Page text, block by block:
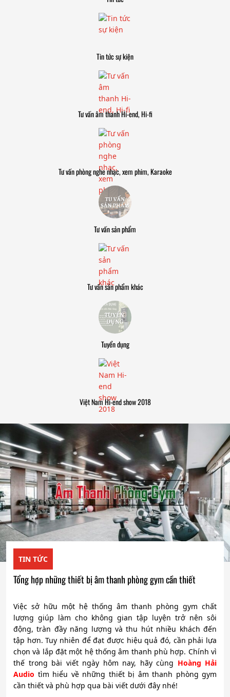
Tin tức sự kiện
Tư vấn âm thanh Hi-end, Hi-fi
Tư vấn phòng nghe nhạc, xem phim, Karaoke
Tư vấn sản phẩm
Tư vấn sản phẩm khác
Tuyển dụng
Việt Nam Hi-end show 2018
TIN TỨC
Tổng hợp những thiết bị âm thanh phòng gym cần thiết
Việc sở hữu một hệ thống âm thanh phòng gym chất
lượng giúp làm cho không gian tập luyện trở nên sôi
động, tràn đầy năng lượng và thu hút nhiều khách đến
tập hơn. Tuy nhiên để đạt được hiệu quả đó, cần phải lựa
chọn và lắp đặt một hệ thống âm thanh phù hợp. Chính vì
thế trong bài viết ngày hôm nay, hãy cùng Hoàng Hải
Audio tìm hiểu về những thiết bị âm thanh phòng gym
cần thiết và phù hợp qua bài viết dưới đây nhé!